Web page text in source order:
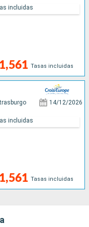
Tasas incluidas
incluidas
14/12/2026
Tasas incluidas
incluidas